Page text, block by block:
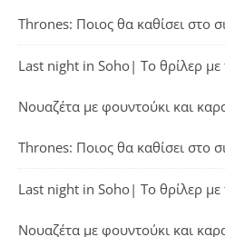
Thrones: Ποιος θα καθίσει στο
Last night in Soho| Το θρίλερ με
Νουαζέτα με φουντούκι και
Thrones: Ποιος θα καθίσει στο
Last night in Soho| Το θρίλερ με
Νουαζέτα με φουντούκι και